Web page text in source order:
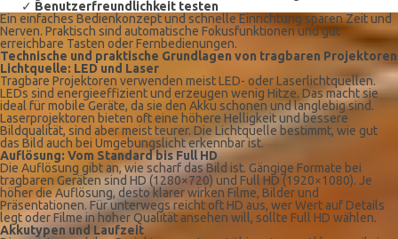
✓ Benutzerfreundlichkeit testen
Ein einfaches Bedienkonzept und schnelle Einrichtung sparen Zeit und
Nerven. Praktisch sind automatische Fokusfunktionen und gut
erreichbare Tasten oder Fernbedienungen.
Technische und praktische Grundlagen von tragbaren Projektoren
Lichtquelle: LED und Laser
Tragbare Projektoren verwenden meist LED- oder Laserlichtquellen.
LEDs sind energieeffizient und erzeugen wenig Hitze. Das macht sie
ideal für mobile Geräte, da sie den Akku schonen und langlebig sind.
Laserprojektoren bieten oft eine höhere Helligkeit und bessere
Bildqualität, sind aber meist teurer. Die Lichtquelle bestimmt, wie gut
das Bild auch bei Umgebungslicht erkennbar ist.
Auflösung: Vom Standard bis Full HD
Die Auflösung gibt an, wie scharf das Bild ist. Gängige Formate bei
tragbaren Geräten sind HD (1280×720) und Full HD (1920×1080). Je
höher die Auflösung, desto klarer wirken Filme, Bilder und
Präsentationen. Für unterwegs reicht oft HD aus, wer Wert auf Details
legt oder Filme in hoher Qualität ansehen will, sollte Full HD wählen.
Akkutypen und Laufzeit